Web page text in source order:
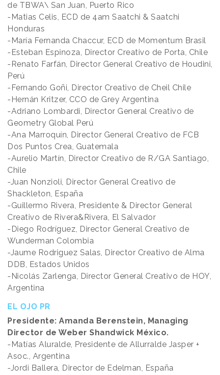
de TBWA\ San Juan, Puerto Rico
-Matias Celis, ECD de 4am Saatchi & Saatchi
Honduras
-María Fernanda Chaccur, ECD de Momentum Brasil
-Esteban Espinoza, Director Creativo de Porta, Chile
-Renato Farfán, Director General Creativo de Houdini,
Perú
-Fernando Goñi, Director Creativo de Cheil Chile
-Hernán Kritzer, CCO de Grey Argentina
-Adriano Lombardi, Director General Creativo de
Geometry Global Perú
-Ana Marroquín, Director General Creativo de FCB
Dos Puntos Crea, Guatemala
-Aurelio Martín, Director Creativo de R/GA Santiago,
Chile
-Juan Nonzioli, Director General Creativo de
Shackleton, España
-Guillermo Rivera, Presidente & Director General
Creativo de Rivera&Rivera, El Salvador
-Diego Rodríguez, Director General Creativo de
Wunderman Colombia
-Jaume Rodriguez Salas, Director Creativo de Alma
DDB, Estados Unidos
-Nicolás Zarlenga, Director General Creativo de HOY,
Argentina
EL OJO PR
Presidente: Amanda Berenstein, Managing
Director de Weber Shandwick México.
-Matías Aluralde, Presidente de Allurralde Jasper +
Asoc., Argentina
-Jordi Ballera, Director de Edelman, España